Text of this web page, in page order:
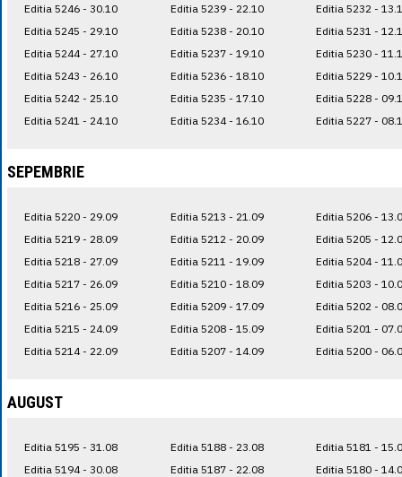
Editia 5246 - 30.10
Editia 5245 - 29.10
Editia 5244 - 27.10
Editia 5243 - 26.10
Editia 5242 - 25.10
Editia 5241 - 24.10
Editia 5239 - 22.10
Editia 5238 - 20.10
Editia 5237 - 19.10
Editia 5236 - 18.10
Editia 5235 - 17.10
Editia 5234 - 16.10
Editia 5232 -
Editia 5231 -
Editia 5230 -
Editia 5229 -
Editia 5228 -
Editia 5227 -
SEPEMBRIE
Editia 5220 - 29.09
Editia 5219 - 28.09
Editia 5218 - 27.09
Editia 5217 - 26.09
Editia 5216 - 25.09
Editia 5215 - 24.09
Editia 5214 - 22.09
Editia 5213 - 21.09
Editia 5212 - 20.09
Editia 5211 - 19.09
Editia 5210 - 18.09
Editia 5209 - 17.09
Editia 5208 - 15.09
Editia 5207 - 14.09
Editia 5206 -
Editia 5205 -
Editia 5204 -
Editia 5203 -
Editia 5202 -
Editia 5201 -
Editia 5200 -
AUGUST
Editia 5195 - 31.08
Editia 5194 - 30.08
Editia 5188 - 23.08
Editia 5187 - 22.08
Editia 5181 -
Editia 5180 -